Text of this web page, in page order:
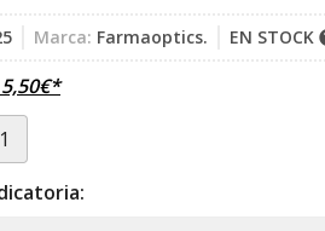
Marca: Farmaoptics. EN STOCK
5,50€*